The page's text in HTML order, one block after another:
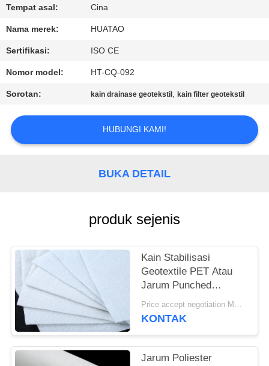
HUBUNGI
KAMI
BERITA
PENAWARAN
Tempat asal: Cina
Nama merek: HUATAO
Sertifikasi: ISO CE
Nomor model: HT-CQ-092
Sorotan: kain drainase geotekstil ,kain filter geotekstil
HUBUNGI KAMI!
BUKA DETAIL
produk sejenis
Kain Stabilisasi
Geotextile PET Atau
Jarum Punched
Geotextile White Anti-
Aging
Price accept negotiation MOQ:1sqm
KONTAK
Jarum Poliester